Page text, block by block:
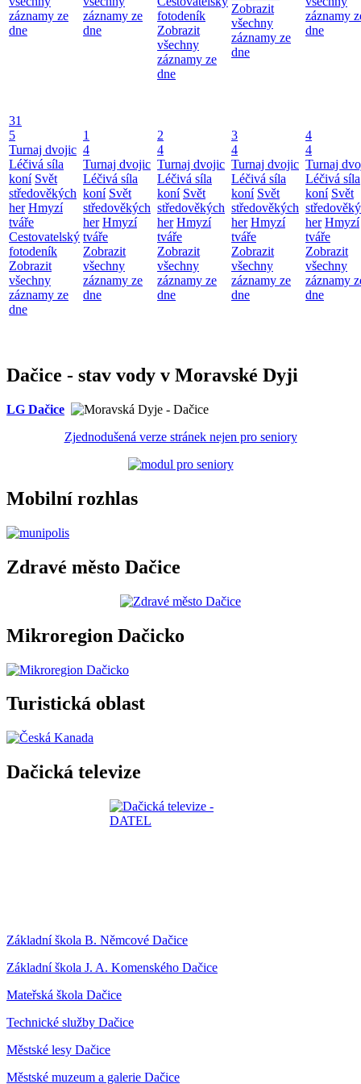
záznamy ze
dne
záznamy ze
dne
fotodeník
Zobrazit
všechny
záznamy ze
dne
Zobrazit
všechny
záznamy ze
dne
záznamy
dne
31
5
Turnaj dvojic
Léčivá síla
koní Svět
středověkých
her Hmyzí
tváře
Cestovatelský
fotodeník
Zobrazit
všechny
záznamy ze
dne
1
4
Turnaj dvojic
Léčivá síla
koní Svět
středověkých
her Hmyzí
tváře
Zobrazit
všechny
záznamy ze
dne
2
4
Turnaj dvojic
Léčivá síla
koní Svět
středověkých
her Hmyzí
tváře
Zobrazit
všechny
záznamy ze
dne
3
4
Turnaj dvojic
Léčivá síla
koní Svět
středověkých
her Hmyzí
tváře
Zobrazit
všechny
záznamy ze
dne
4
4
Turnaj
Léčivá síla
koní Svět
her Hmyzí
tváře
Zobrazit
všechny
záznamy
dne
Dačice - stav vody v Moravské Dyji
LG Dačice
Zjednodušená verze stránek nejen pro seniory
Mobilní rozhlas
Zdravé město Dačice
Mikroregion Dačicko
Turistická oblast
Dačická televize
Základní škola B. Němcové Dačice
Základní škola J. A. Komenského Dačice
Mateřská škola Dačice
Technické služby Dačice
Městské lesy Dačice
Městské muzeum a galerie Dačice